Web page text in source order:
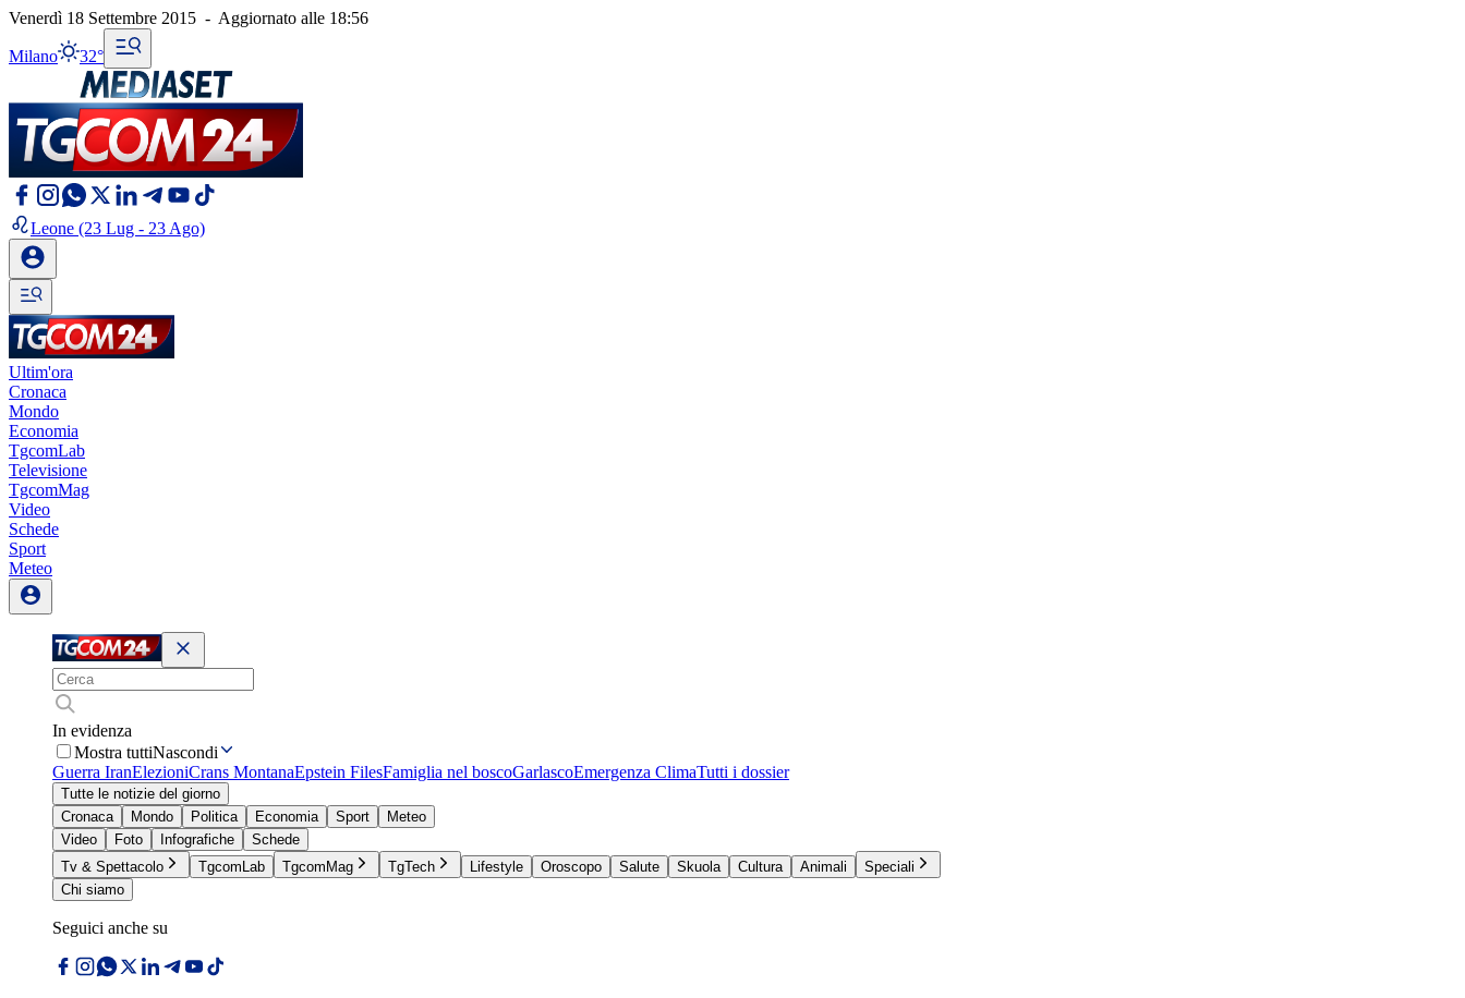
Venerdì 18 Settembre 2015 - Aggiornato alle 18:56
Milano 32°
Leone (23 Lug - 23 Ago)
Ultim'ora
Cronaca
Mondo
Economia
TgcomLab
Televisione
TgcomMag
Video
Schede
Sport
Meteo
In evidenza
Mostra tuttiNascondi
Guerra IranElezioniCrans MontanaEpstein FilesFamiglia nel boscoGarlascoEmergenza ClimaTutti i dossier
Tutte le notizie del giorno
Cronaca
Mondo Politica Economia Sport
Meteo
Video
Foto Infografiche
Schede
Tv & Spettacolo
TgcomLab TgcomMag TgTech Lifestyle Oroscopo Salute Skuola Cultura Animali
Speciali
Chi siamo
Seguici anche su